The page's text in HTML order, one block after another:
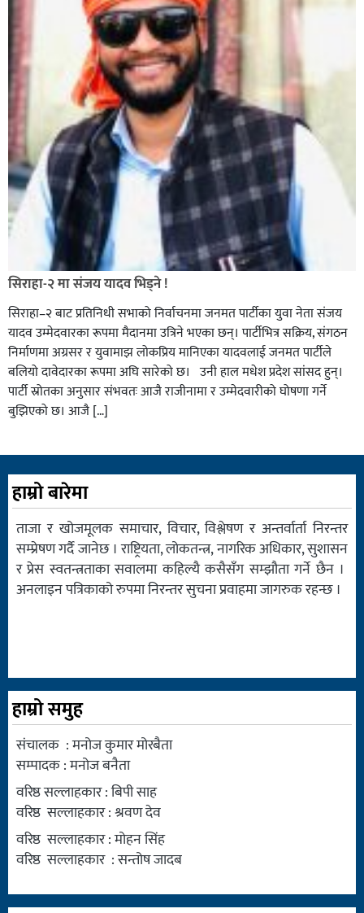
सिराहा-२ मा संजय यादव भिड्ने !
सिराहा–२ बाट प्रतिनिधी सभाको निर्वाचनमा जनमत पार्टीका युवा नेता संजय
यादव उम्मेदवारका रूपमा मैदानमा उत्रिने भएका छन्। पार्टीभित्र सक्रिय, संगठन
निर्माणमा अग्रसर र युवामाझ लोकप्रिय मानिएका यादवलाई जनमत पार्टीले
बलियो दावेदारका रूपमा अघि सारेको छ। उनी हाल मधेश प्रदेश सांसद हुन्।
पार्टी स्रोतका अनुसार संभवतः आजै राजीनामा र उम्मेदवारीको घोषणा गर्ने
बुझिएको छ। आजै […]
हाम्रो बारेमा
ताजा र खोजमूलक समाचार, विचार, विश्लेषण र अन्तर्वार्ता निरन्तर
सम्प्रेषण गर्दै जानेछ । राष्ट्रियता, लोकतन्त्र, नागरिक अधिकार, सुशासन
र प्रेस स्वतन्त्रताका सवालमा कहिल्यै कसैसँग सम्झौता गर्ने छैन ।
अनलाइन पत्रिकाको रुपमा निरन्तर सुचना प्रवाहमा जागरुक रहन्छ ।
हाम्रो समुह
संचालक : मनोज कुमार मोरबैता
सम्पादक : मनोज बनैता
वरिष्ठ सल्लाहकार : बिपी साह
वरिष्ठ सल्लाहकार : श्रवण देव
वरिष्ठ सल्लाहकार : मोहन सिंह
वरिष्ठ सल्लाहकार : सन्तोष जादब